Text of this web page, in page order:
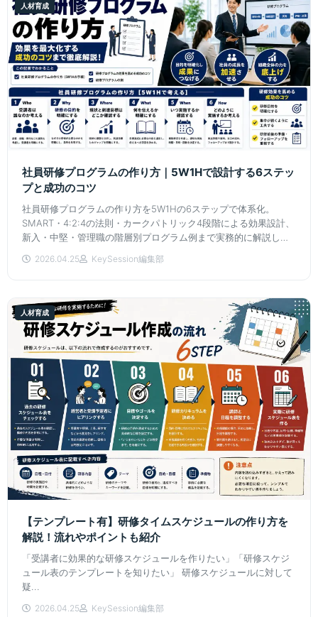
人材育成
社員研修プログラムの作り方｜5W1Hで設計する6ステッ
プと成功のコツ
社員研修プログラムの作り方を5W1Hの6ステップで体系化。
SMART・4:2:4の法則・カークパトリック4段階による効果設計、
新入・中堅・管理職の階層別プログラム例まで実務的に解説しま
2026.04.25 KeySession編集部
人材育成
【テンプレート有】研修タイムスケジュールの作り方を
解説！流れやポイントも紹介
「受講者に効果的な研修スケジュールを作りたい」「研修スケジ
ュール表のテンプレートを知りたい」 研修スケジュールに対して
疑...
2026.04.25 KeySession編集部